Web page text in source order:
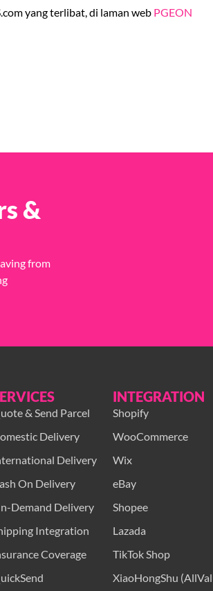
yang terlibat, di laman web PGEON
&
from
& Send Parcel
Delivery
Delivery
On Delivery
Demand Delivery
Integration
Coverage
INTEGRATION
Shopify
WooCommerce
Wix
eBay
Shopee
Lazada
TikTok Shop
XiaoHongShu